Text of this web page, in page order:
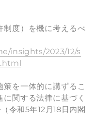
制度）を機に考えるべ
insights/2023/12/s
を一体的に講ずるこ
関する法律に基づく
令和5年12月18日内閣